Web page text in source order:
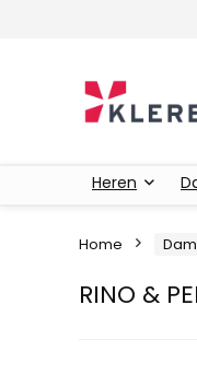
Heren
Home
RINO &